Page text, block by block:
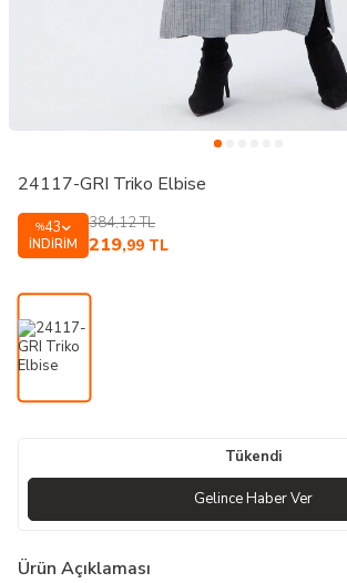
24117-GRI Triko Elbise
%43
İNDIRIM
384,12TL
219,99 TL
Tükendi
Gelince Haber Ver
Ürün Açıklaması